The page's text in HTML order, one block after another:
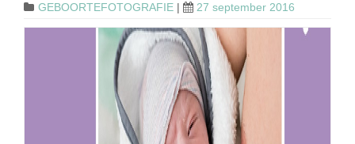
GEBOORTEFOTOGRAFIE | 27 september 2016